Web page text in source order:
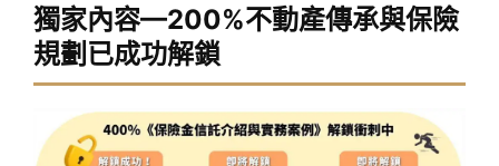
獨家內容—200%不動產傳承與保險
規劃已成功解鎖